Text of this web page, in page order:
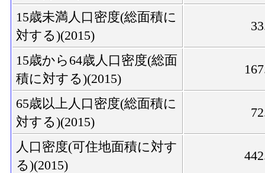
15歳未満人口密度(総面積に
対する)(2015)
15歳から64歳人口密度(総面
積に対する)(2015)
65歳以上人口密度(総面積に
対する)(2015)
人口密度(可住地面積に対す
る)(2015)